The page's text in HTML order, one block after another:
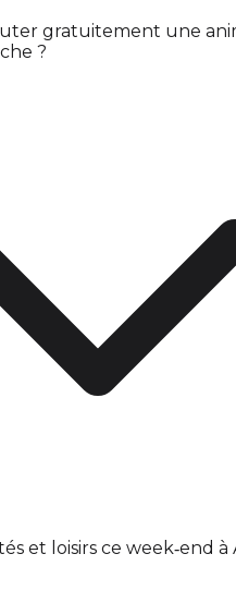
gratuitement une
?
et loisirs ce week‑end